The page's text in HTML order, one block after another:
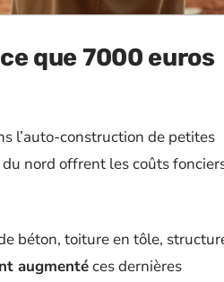
que 7000 euros
l’auto-construction de petites
du nord offrent les coûts
béton, toiture en tôle,
augmentéces dernières